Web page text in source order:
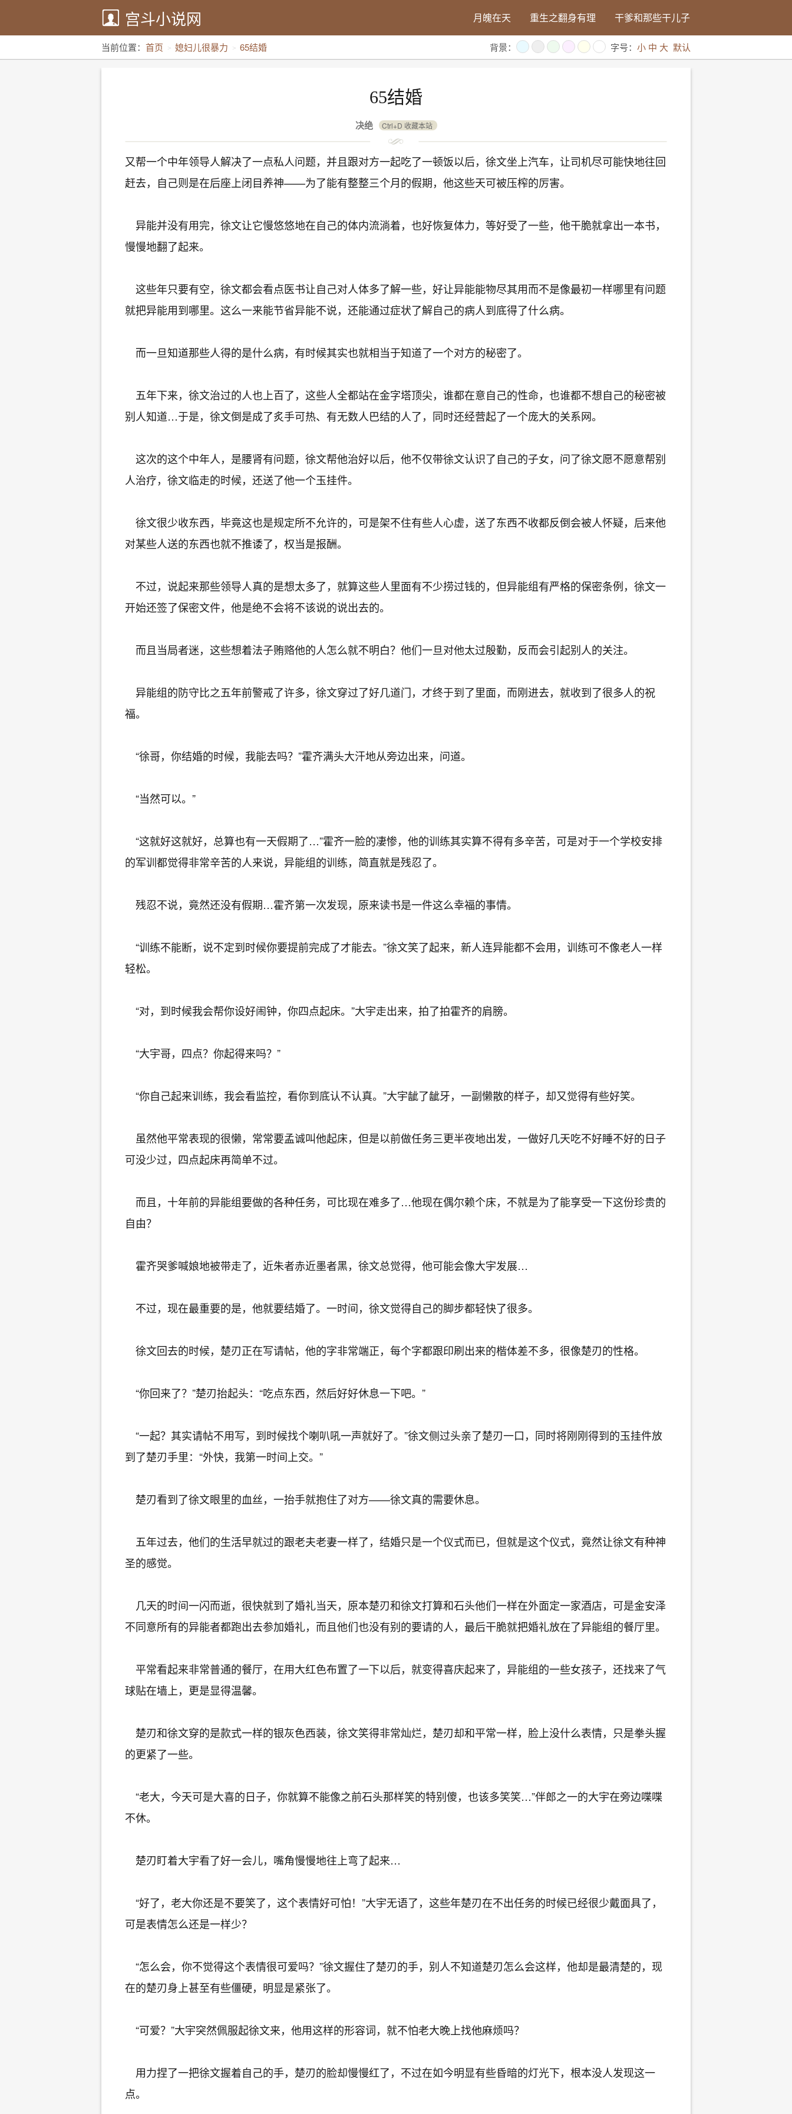
宫斗小说网 月魄在天 重生之翻身有理 干爹和那些干儿子
当前位置： 首页 媳妇儿很暴力 65结婚 背景： 字号： 小 中 大 默认
65结婚
决绝 Ctrl+D 收藏本站
又帮一个中年领导人解决了一点私人问题，并且跟对方一起吃了一顿饭以后，徐文坐上汽车，让司机尽可能快地往回
赶去，自己则是在后座上闭目养神——为了能有整整三个月的假期，他这些天可被压榨的厉害。
异能并没有用完，徐文让它慢悠悠地在自己的体内流淌着，也好恢复体力，等好受了一些，他干脆就拿出一本书，
慢慢地翻了起来。
这些年只要有空，徐文都会看点医书让自己对人体多了解一些，好让异能能物尽其用而不是像最初一样哪里有问题
就把异能用到哪里。这么一来能节省异能不说，还能通过症状了解自己的病人到底得了什么病。
而一旦知道那些人得的是什么病，有时候其实也就相当于知道了一个对方的秘密了。
五年下来，徐文治过的人也上百了，这些人全都站在金字塔顶尖，谁都在意自己的性命，也谁都不想自己的秘密被
别人知道…于是，徐文倒是成了炙手可热、有无数人巴结的人了，同时还经营起了一个庞大的关系网。
这次的这个中年人，是腰肾有问题，徐文帮他治好以后，他不仅带徐文认识了自己的子女，问了徐文愿不愿意帮别
人治疗，徐文临走的时候，还送了他一个玉挂件。
徐文很少收东西，毕竟这也是规定所不允许的，可是架不住有些人心虚，送了东西不收都反倒会被人怀疑，后来他
对某些人送的东西也就不推诿了，权当是报酬。
不过，说起来那些领导人真的是想太多了，就算这些人里面有不少捞过钱的，但异能组有严格的保密条例，徐文一
开始还签了保密文件，他是绝不会将不该说的说出去的。
而且当局者迷，这些想着法子贿赂他的人怎么就不明白？他们一旦对他太过殷勤，反而会引起别人的关注。
异能组的防守比之五年前警戒了许多，徐文穿过了好几道门，才终于到了里面，而刚进去，就收到了很多人的祝
福。
“徐哥，你结婚的时候，我能去吗？”霍齐满头大汗地从旁边出来，问道。
“当然可以。”
“这就好这就好，总算也有一天假期了…”霍齐一脸的凄惨，他的训练其实算不得有多辛苦，可是对于一个学校安排
的军训都觉得非常辛苦的人来说，异能组的训练，简直就是残忍了。
残忍不说，竟然还没有假期…霍齐第一次发现，原来读书是一件这么幸福的事情。
“训练不能断，说不定到时候你要提前完成了才能去。”徐文笑了起来，新人连异能都不会用，训练可不像老人一样
轻松。
“对，到时候我会帮你设好闹钟，你四点起床。”大宇走出来，拍了拍霍齐的肩膀。
“大宇哥，四点？你起得来吗？”
“你自己起来训练，我会看监控，看你到底认不认真。”大宇龇了龇牙，一副懒散的样子，却又觉得有些好笑。
虽然他平常表现的很懒，常常要孟诚叫他起床，但是以前做任务三更半夜地出发，一做好几天吃不好睡不好的日子
可没少过，四点起床再简单不过。
而且，十年前的异能组要做的各种任务，可比现在难多了…他现在偶尔赖个床，不就是为了能享受一下这份珍贵的
自由？
霍齐哭爹喊娘地被带走了，近朱者赤近墨者黑，徐文总觉得，他可能会像大宇发展…
不过，现在最重要的是，他就要结婚了。一时间，徐文觉得自己的脚步都轻快了很多。
徐文回去的时候，楚刃正在写请帖，他的字非常端正，每个字都跟印刷出来的楷体差不多，很像楚刃的性格。
“你回来了？”楚刃抬起头：“吃点东西，然后好好休息一下吧。”
“一起？其实请帖不用写，到时候找个喇叭吼一声就好了。”徐文侧过头亲了楚刃一口，同时将刚刚得到的玉挂件放
到了楚刃手里：“外快，我第一时间上交。”
楚刃看到了徐文眼里的血丝，一抬手就抱住了对方——徐文真的需要休息。
五年过去，他们的生活早就过的跟老夫老妻一样了，结婚只是一个仪式而已，但就是这个仪式，竟然让徐文有种神
圣的感觉。
几天的时间一闪而逝，很快就到了婚礼当天，原本楚刃和徐文打算和石头他们一样在外面定一家酒店，可是金安泽
不同意所有的异能者都跑出去参加婚礼，而且他们也没有别的要请的人，最后干脆就把婚礼放在了异能组的餐厅里。
平常看起来非常普通的餐厅，在用大红色布置了一下以后，就变得喜庆起来了，异能组的一些女孩子，还找来了气
球贴在墙上，更是显得温馨。
楚刃和徐文穿的是款式一样的银灰色西装，徐文笑得非常灿烂，楚刃却和平常一样，脸上没什么表情，只是拳头握
的更紧了一些。
“老大，今天可是大喜的日子，你就算不能像之前石头那样笑的特别傻，也该多笑笑…”伴郎之一的大宇在旁边喋喋
不休。
楚刃盯着大宇看了好一会儿，嘴角慢慢地往上弯了起来…
“好了，老大你还是不要笑了，这个表情好可怕！”大宇无语了，这些年楚刃在不出任务的时候已经很少戴面具了，
可是表情怎么还是一样少？
“怎么会，你不觉得这个表情很可爱吗？”徐文握住了楚刃的手，别人不知道楚刃怎么会这样，他却是最清楚的，现
在的楚刃身上甚至有些僵硬，明显是紧张了。
“可爱？”大宇突然佩服起徐文来，他用这样的形容词，就不怕老大晚上找他麻烦吗？
用力捏了一把徐文握着自己的手，楚刃的脸却慢慢红了，不过在如今明显有些昏暗的灯光下，根本没人发现这一
点。